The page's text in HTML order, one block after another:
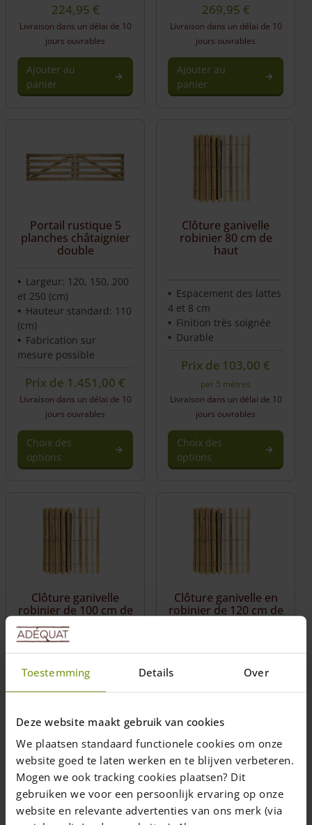
Toestemming Details Over
Deze website maakt gebruik van cookies
We plaatsen standaard functionele cookies om onze
website goed te laten werken en te blijven verbeteren.
Mogen we ook tracking cookies plaatsen? Dit
gebruiken we voor een persoonlijk ervaring op onze
website en relevante advertenties van ons merk (via
224,95 €
Livraison dans un délai de 10
jours ouvrables
Ajouter au
panier
269,95 €
Livraison dans un délai de 10
jours ouvrables
Ajouter au
panier
Portail rustique 5
planches châtaignier
double
Largeur: 120, 150, 200
et 250 (cm)
Hauteur standard: 110
(cm)
Fabrication sur
mesure possible
Prix de 1.451,00 €
Livraison dans un délai de 10
jours ouvrables
Choix des
options
Clôture ganivelle
robinier 80 cm de
haut
Espacement des lattes
4 et 8 cm
Finition très soignée
Durable
Prix de 103,00€
par 5 mètres
Livraison dans un délai de 10
jours ouvrables
Choix des
options
be
chosen
product
page
Clôture ganivelle
robinier de 100 cm de
hauteur
Espacement des lattes
4 et 8 cm
Durable et très jolie !
Prix de112,50€
par 5 mètres
Livraison dans un délai de 10
jours ouvrables
Choix des
Clôture ganivelle en
robinier de 120 cm de
Espacement des lattes
4 et 8 cm
Prix de122,50€
par 5 mètres
Livraison dans un délai de 10
jours ouvrables
Choix des